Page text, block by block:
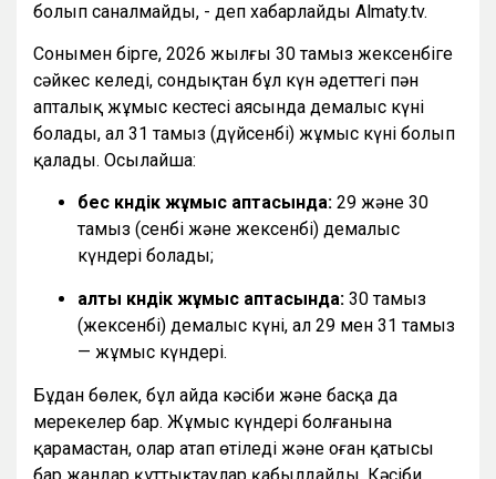
болып саналмайды, - деп хабарлайды Almaty.tv.
Сонымен бірге, 2026 жылғы 30 тамыз жексенбіге
сәйкес келеді, сондықтан бұл күн әдеттегі пән
апталық жұмыс кестесі аясында демалыс күні
болады, ал 31 тамыз (дүйсенбі) жұмыс күні болып
қалады. Осылайша:
бес күндік жұмыс аптасында: 29 және 30
тамыз (сенбі және жексенбі) демалыс
күндері болады;
алты күндік жұмыс аптасында: 30 тамыз
(жексенбі) демалыс күні, ал 29 мен 31 тамыз
— жұмыс күндері.
Бұдан бөлек, бұл айда кәсіби және басқа да
мерекелер бар. Жұмыс күндері болғанына
қарамастан, олар атап өтіледі және оған қатысы